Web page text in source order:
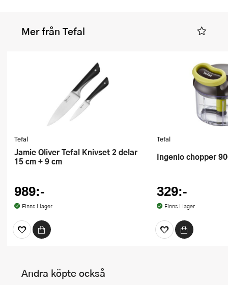
Mer från Tefal
Tefal
Jamie Oliver Tefal Knivset 2 delar
15 cm + 9 cm
989:-
Finns i lager
Tefal
Ingenio chopper
329:-
Finns i lager
Andra köpte också